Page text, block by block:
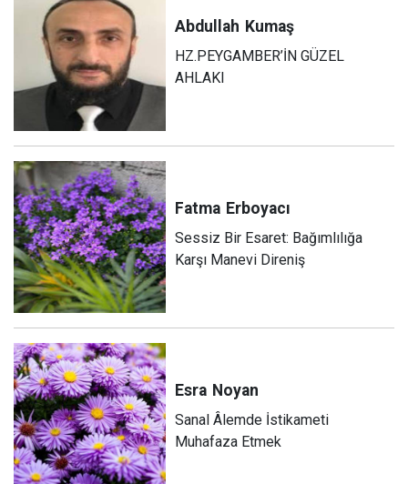
Abdullah Kumaş
HZ.PEYGAMBER’İN GÜZEL
AHLAKI
Fatma Erboyacı
Sessiz Bir Esaret: Bağımlılığa
Karşı Manevi Direniş
Esra Noyan
Sanal Âlemde İstikameti
Muhafaza Etmek